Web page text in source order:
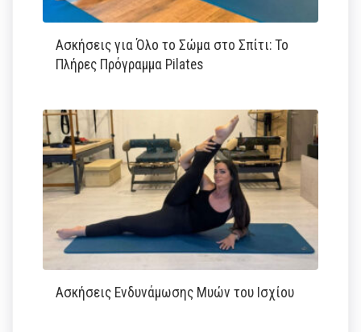
Ασκήσεις για Όλο το Σώμα στο Σπίτι: Το
Πλήρες Πρόγραμμα Pilates
Ασκήσεις Ενδυνάμωσης Μυών του Ισχίου